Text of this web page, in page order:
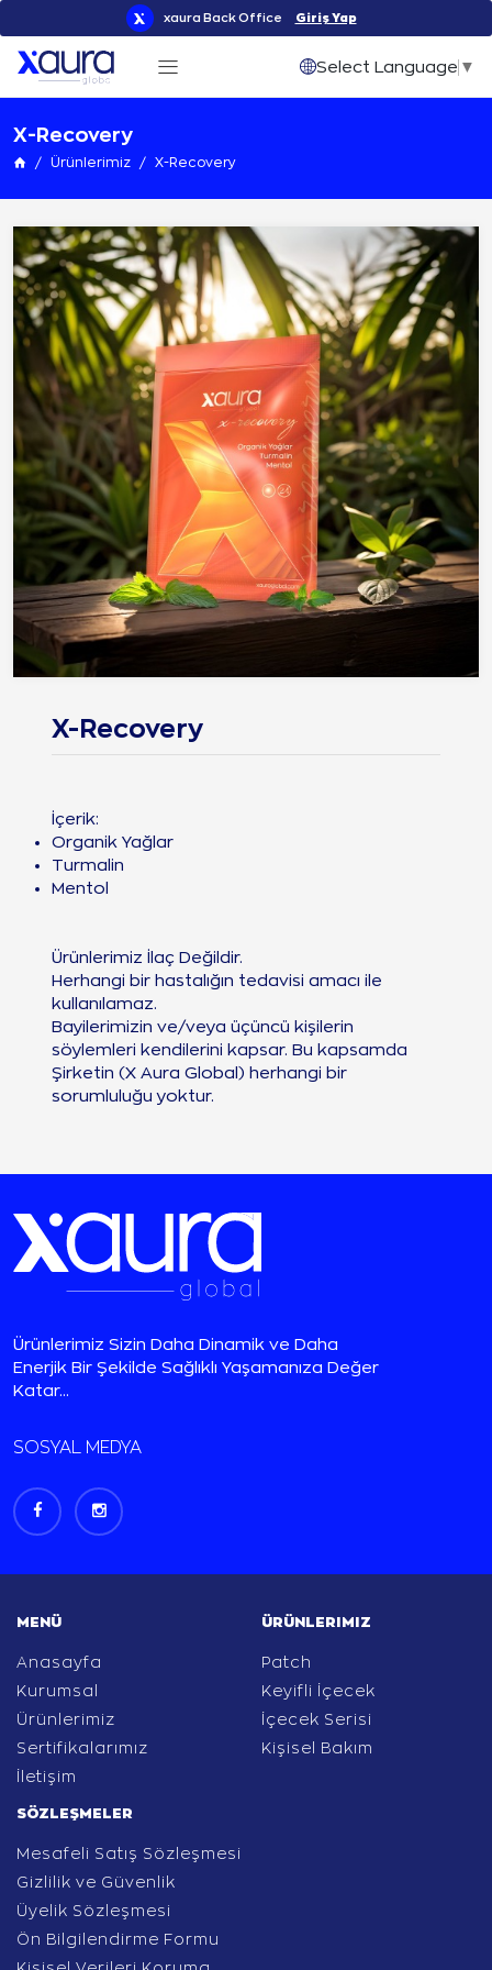
xaura Back Office Giriş Yap
Select Language ▼
X-Recovery
Ürünlerimiz X-Recovery
X-Recovery
İçerik:
Organik Yağlar
Turmalin
Mentol
Ürünlerimiz İlaç Değildir.
Herhangi bir hastalığın tedavisi amacı ile
kullanılamaz.
Bayilerimizin ve/veya üçüncü kişilerin
söylemleri kendilerini kapsar. Bu kapsamda
Şirketin (X Aura Global) herhangi bir
sorumluluğu yoktur.
Ürünlerimiz Sizin Daha Dinamik ve Daha
Enerjik Bir Şekilde Sağlıklı Yaşamanıza Değer
Katar...
SOSYAL MEDYA
MENÜ
Anasayfa
Kurumsal
Ürünlerimiz
Sertifikalarımız
İletişim
ÜRÜNLERIMIZ
Patch
Keyifli İçecek
İçecek Serisi
Kişisel Bakım
SÖZLEŞMELER
Mesafeli Satış Sözleşmesi
Gizlilik ve Güvenlik
Üyelik Sözleşmesi
Ön Bilgilendirme Formu